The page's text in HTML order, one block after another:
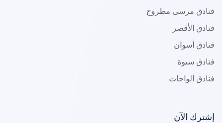
فنادق مرسى مطروح
فنادق الأقصر
فنادق أسوان
فنادق سيوة
فنادق الواحات
إشترك الآن